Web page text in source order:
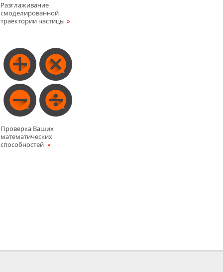
Разглаживание
смоделированной
траектории частицы
Проверка Ваших
математических
способностей